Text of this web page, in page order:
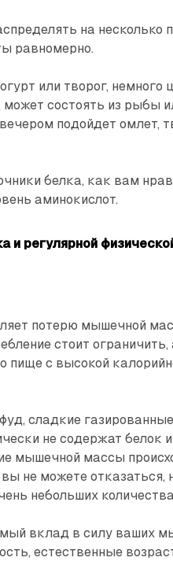
на несколько
равномерно.
или творог, немного
может состоять из рыбы
подойдет омлет,
белка, как вам
аминокислот.
регулярной
потерю мышечной
стоит
пище с высокой
сладкие
не содержат белок
мышечной массы
не можете отказаться,
небольших
вклад в силу ваших
естественные